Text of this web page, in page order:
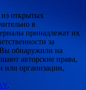
из открытых
в
принадлежат их
за
Вы обнаружили на
авторские права,
организации,
.